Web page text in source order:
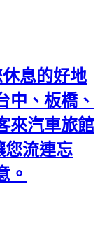
息的好地
中、板橋、
來汽車旅館
您流連忘
。